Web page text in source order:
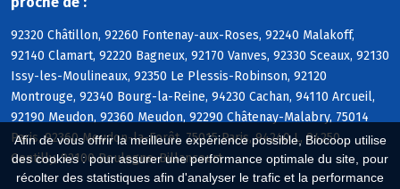
Afin de vous offrir la meilleure expérience possible, Biocoop utilise
des cookies : pour assurer une performance optimale du site, pour
récolter des statistiques afin d'analyser le trafic et la performance
92320 Châtillon, 92260 Fontenay-aux-Roses, 92240 Malakoff,
92140 Clamart, 92220 Bagneux, 92170 Vanves, 92330 Sceaux, 92130
Issy-les-Moulineaux, 92350 Le Plessis-Robinson, 92120
Montrouge, 92340 Bourg-la-Reine, 94230 Cachan, 94110 Arcueil,
92190 Meudon, 92360 Meudon, 92290 Châtenay-Malabry, 75014
Paris, 92360 Meudon-la-Forêt, 75015 Paris, 94240 L, 94250
Gentilly, 92100 Boulogne-Billancourt